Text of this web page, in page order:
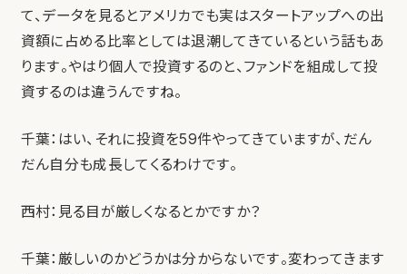
て、データを見るとアメリカでも実はスタートアップへの出
資額に占める比率としては退潮してきているという話もあ
ります。やはり個人で投資するのと、ファンドを組成して投
資するのは違うんですね。
千葉：はい、それに投資を59件やってきていますが、だん
だん自分も成長してくるわけです。
西村：見る目が厳しくなるとかですか？
千葉：厳しいのかどうかは分からないです。変わってきます